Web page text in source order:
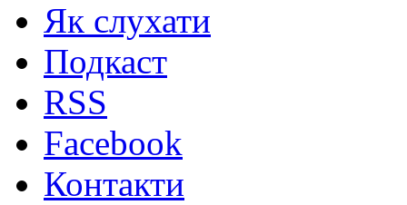
Як слухати
Подкаст
RSS
Facebook
Контакти